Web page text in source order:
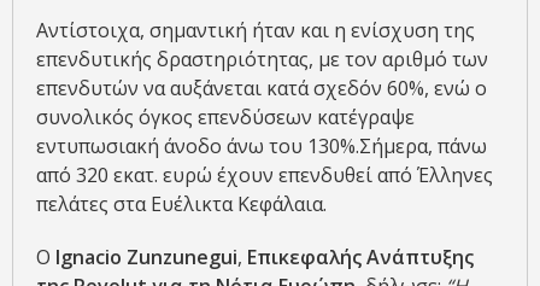
Αντίστοιχα, σημαντική ήταν και η ενίσχυση της
επενδυτικής δραστηριότητας, με τον αριθμό των
επενδυτών να αυξάνεται κατά σχεδόν 60%, ενώ ο
συνολικός όγκος επενδύσεων κατέγραψε
εντυπωσιακή άνοδο άνω του 130%.Σήμερα, πάνω
από 320 εκατ. ευρώ έχουν επενδυθεί από Έλληνες
πελάτες στα Ευέλικτα Κεφάλαια.
Ο Ignacio Zunzunegui, Επικεφαλής Ανάπτυξης